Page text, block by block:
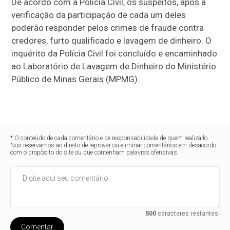
De acordo com a Polícia Civil, os suspeitos, após a
verificação da participação de cada um deles
poderão responder pelos crimes de fraude contra
credores, furto qualificado e lavagem de dinheiro. O
inquérito da Polícia Civil foi concluído e encaminhado
ao Laboratório de Lavagem de Dinheiro do Ministério
Público de Minas Gerais (MPMG).
* O conteúdo de cada comentário é de responsabilidade de quem realizá-lo.
Nos reservamos ao direito de reprovar ou eliminar comentários em desacordo
com o propósito do site ou que contenham palavras ofensivas.
500caracteres restantes.
Comentar